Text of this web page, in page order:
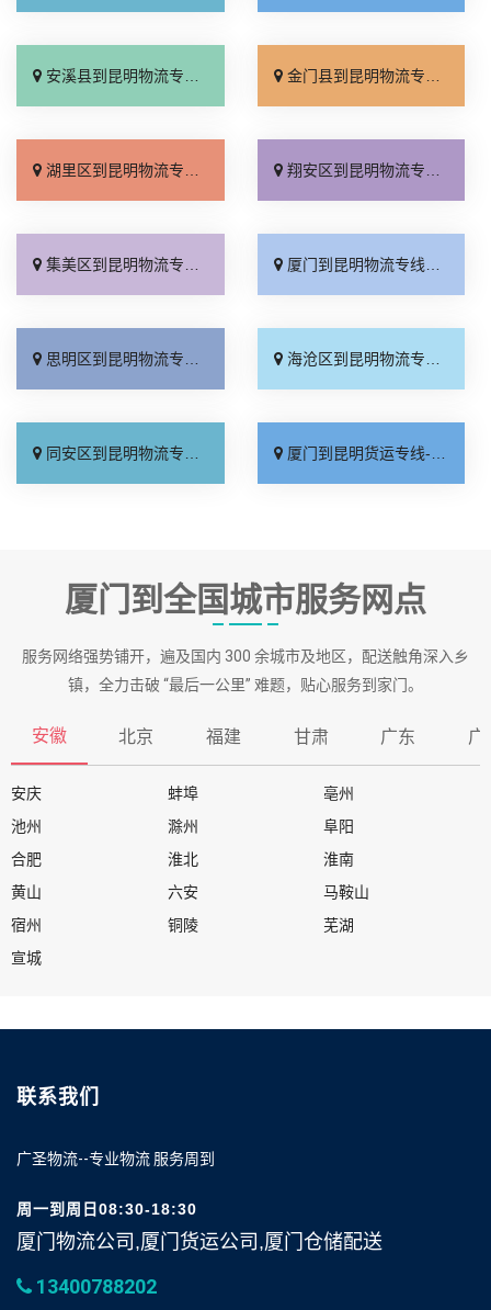
安溪县到昆明物流专线_要多少钱「直达到站」 金门县到昆明物流专线_多少公里「专线查询」
湖里区到昆明物流专线_零担配货「直达特快专线」 翔安区到昆明物流专线_直通专线「专线查询」
集美区到昆明物流专线_全境派送「直达不中转」 厦门到昆明物流专线_全程无虑「一站直达」
思明区到昆明物流专线_运费多少「直达到站」 海沧区到昆明物流专线_不随意加价「怎么收费」
同安区到昆明物流专线_限时必达「专业调车」 厦门到昆明货运专线-厦门到昆明物流公司_几天到达「直通专线」
厦门到全国城市服务网点
服务网络强势铺开，遍及国内 300 余城市及地区，配送触角深入乡
镇，全力击破 “最后一公里” 难题，贴心服务到家门。
安徽 北京 福建 甘肃 广东 广
安庆 蚌埠
亳州
池州
滁州
阜阳
合肥
淮北
淮南
黄山
六安
马鞍山
宿州
铜陵
芜湖
宣城
联系我们
广圣物流--专业物流 服务周到
周一到周日08:30-18:30
厦门物流公司,厦门货运公司,厦门仓储配送
13400788202